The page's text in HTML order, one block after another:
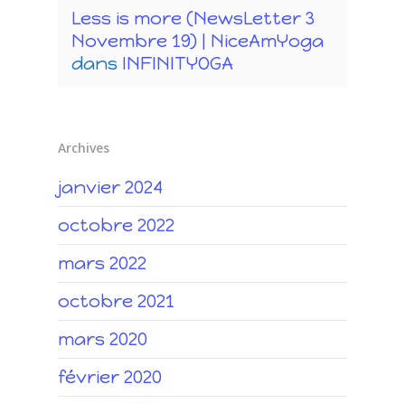
Less is more (NewsLetter 3
Novembre 19) | NiceAmYoga
dans INFINITYOGA
Archives
janvier 2024
octobre 2022
mars 2022
octobre 2021
mars 2020
février 2020